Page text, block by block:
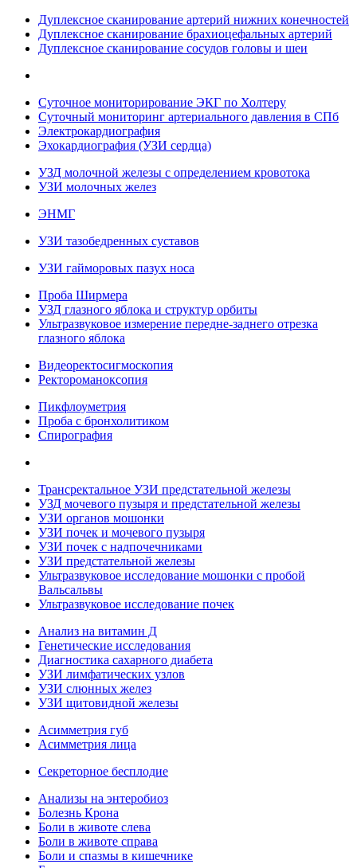
Дуплексное сканирование артерий нижних конечностей
Дуплексное сканирование брахиоцефальных артерий
Дуплексное сканирование сосудов головы и шеи
Суточное мониторирование ЭКГ по Холтеру
Суточный мониторинг артериального давления в СПб
Электрокардиография
Эхокардиография (УЗИ сердца)
УЗД молочной железы с определением кровотока
УЗИ молочных желез
ЭНМГ
УЗИ тазобедренных суставов
УЗИ гайморовых пазух носа
Проба Ширмера
УЗД глазного яблока и структур орбиты
Ультразвуковое измерение передне-заднего отрезка
глазного яблока
Видеоректосигмоскопия
Ректороманоксопия
Пикфлоуметрия
Проба с бронхолитиком
Спирография
Трансректальное УЗИ предстательной железы
УЗД мочевого пузыря и предстательной железы
УЗИ органов мошонки
УЗИ почек и мочевого пузыря
УЗИ почек с надпочечниками
УЗИ предстательной железы
Ультразвуковое исследование мошонки с пробой
Вальсальвы
Ультразвуковое исследование почек
Анализ на витамин Д
Генетические исследования
Диагностика сахарного диабета
УЗИ лимфатических узлов
УЗИ слюнных желез
УЗИ щитовидной железы
Асимметрия губ
Асимметрия лица
Секреторное бесплодие
Анализы на энтеробиоз
Болезнь Крона
Боли в животе слева
Боли в животе справа
Боли и спазмы в кишечнике